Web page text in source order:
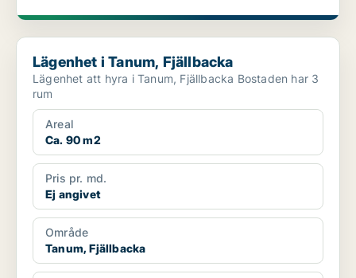
Lägenhet i Tanum, Fjällbacka
Lägenhet i Tanum, Fjällbacka
Lägenhet att hyra i Tanum, Fjällbacka Bostaden har 3
rum
Areal
Ca. 90 m2
Pris pr. md.
Ej angivet
Område
Tanum, Fjällbacka